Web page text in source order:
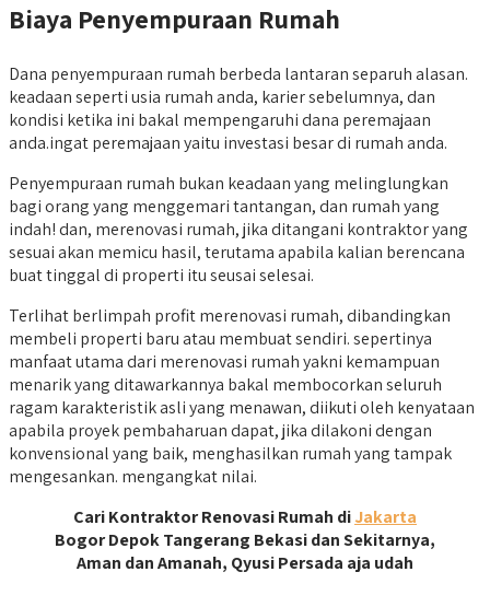
Biaya Penyempuraan Rumah
Dana penyempuraan rumah berbeda lantaran separuh alasan.
keadaan seperti usia rumah anda, karier sebelumnya, dan
kondisi ketika ini bakal mempengaruhi dana peremajaan
anda.ingat peremajaan yaitu investasi besar di rumah anda.
Penyempuraan rumah bukan keadaan yang melinglungkan
bagi orang yang menggemari tantangan, dan rumah yang
indah! dan, merenovasi rumah, jika ditangani kontraktor yang
sesuai akan memicu hasil, terutama apabila kalian berencana
buat tinggal di properti itu seusai selesai.
Terlihat berlimpah profit merenovasi rumah, dibandingkan
membeli properti baru atau membuat sendiri. sepertinya
manfaat utama dari merenovasi rumah yakni kemampuan
menarik yang ditawarkannya bakal membocorkan seluruh
ragam karakteristik asli yang menawan, diikuti oleh kenyataan
apabila proyek pembaharuan dapat, jika dilakoni dengan
konvensional yang baik, menghasilkan rumah yang tampak
mengesankan. mengangkat nilai.
Cari Kontraktor Renovasi Rumah diJakarta
Bogor Depok Tangerang Bekasi dan Sekitarnya,
Aman dan Amanah, Qyusi Persada aja udah